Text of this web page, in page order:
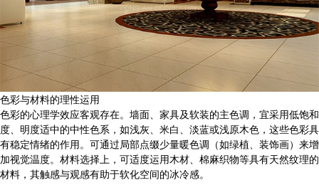
色彩与材料的理性运用
色彩的心理学效应客观存在。墙面、家具及软装的主色调，宜采用低饱和
度、明度适中的中性色系，如浅灰、米白、淡蓝或浅原木色，这些色彩具
有稳定情绪的作用。可通过局部点缀少量暖色调（如绿植、装饰画）来增
加视觉温度。材料选择上，可适度运用木材、棉麻织物等具有天然纹理的
材料，其触感与观感有助于软化空间的冰冷感。